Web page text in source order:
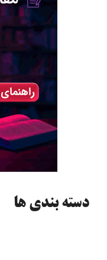
دسته‌ بندی ها